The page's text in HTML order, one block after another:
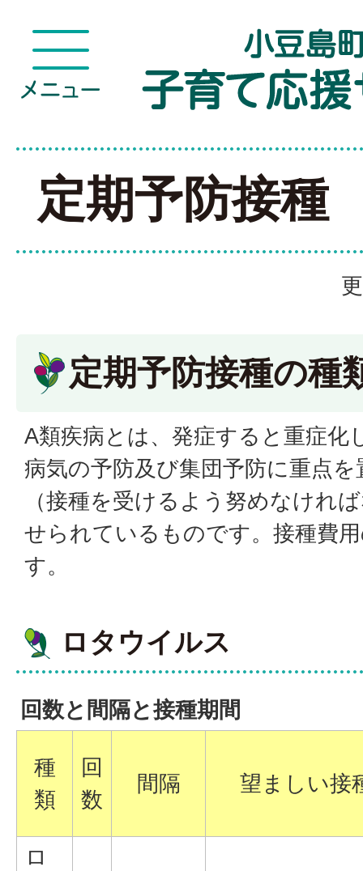
定期予防接種
定期予防接種の種
A類疾病とは、発症すると重症化
病気の予防及び集団予防に重点
（接種を受けるよう努めなけれ
せられているものです。接種費
す。
ロタウイルス
回数と間隔と接種期間
種
類
回
数
間隔 望ましい接
ロ